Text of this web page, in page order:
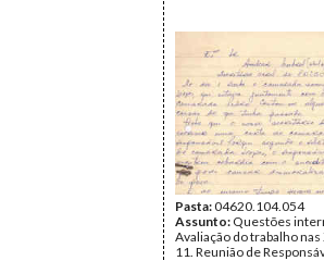
Pasta:04620.104.054
Assunto: Questões
Avaliação do trabalho nas
11. Reunião de